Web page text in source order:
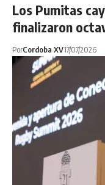
Los Pumitas
finalizaron
PorCordoba XV17/07/2026